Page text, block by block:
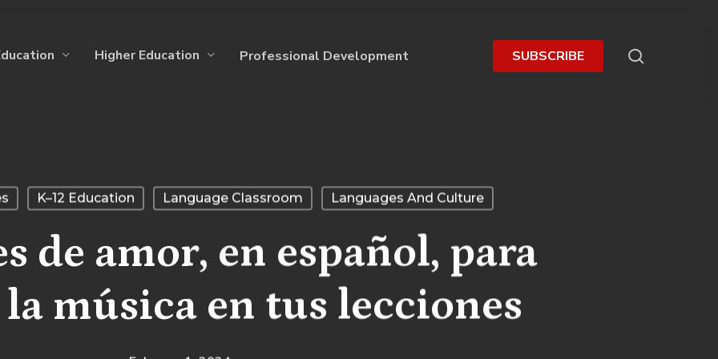
Higher Education Professional Development SUBSCRIBE
K–12 Education Language Classroom Languages And Culture
de amor, en español, para
música en tus lecciones